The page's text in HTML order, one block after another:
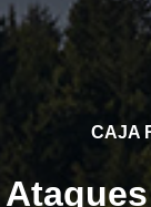
CAJA